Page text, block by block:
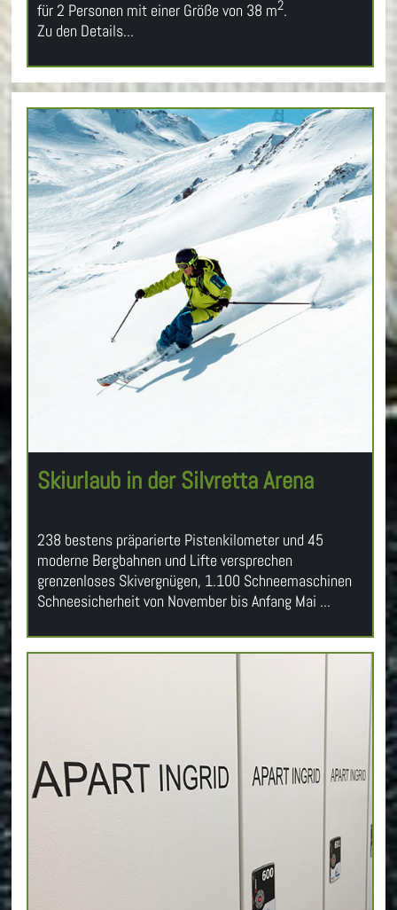
für 2 Personen mit einer Größe von 38 m2.
Zu den Details...
Skiurlaub in der Silvretta Arena
238 bestens präparierte Pistenkilometer und 45
moderne Bergbahnen und Lifte versprechen
grenzenloses Skivergnügen, 1.100 Schneemaschinen
Schneesicherheit von November bis Anfang Mai ...